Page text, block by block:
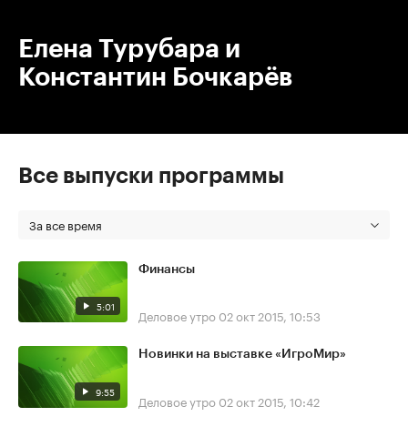
Елена Турубара и
Константин Бочкарёв
Все выпуски программы
За все время
5:01
Финансы
Деловое утро 02 окт 2015, 10:53
9:55
Новинки на выставке «ИгроМир»
Деловое утро 02 окт 2015, 10:42